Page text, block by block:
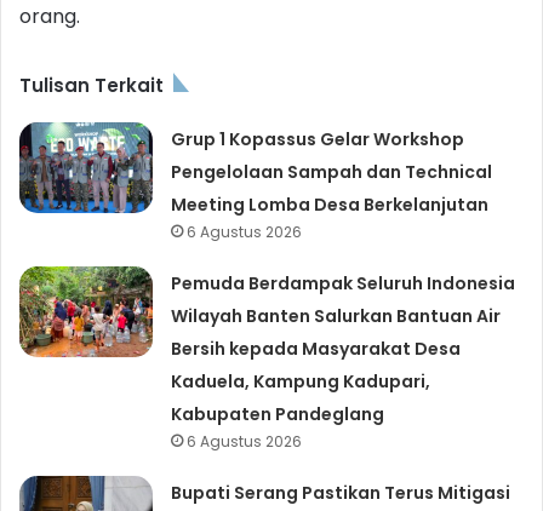
orang.
Tulisan Terkait
Grup 1 Kopassus Gelar Workshop
Pengelolaan Sampah dan Technical
Meeting Lomba Desa Berkelanjutan
6 Agustus 2026
Pemuda Berdampak Seluruh Indonesia
Wilayah Banten Salurkan Bantuan Air
Bersih kepada Masyarakat Desa
Kaduela, Kampung Kadupari,
Kabupaten Pandeglang
6 Agustus 2026
Bupati Serang Pastikan Terus Mitigasi